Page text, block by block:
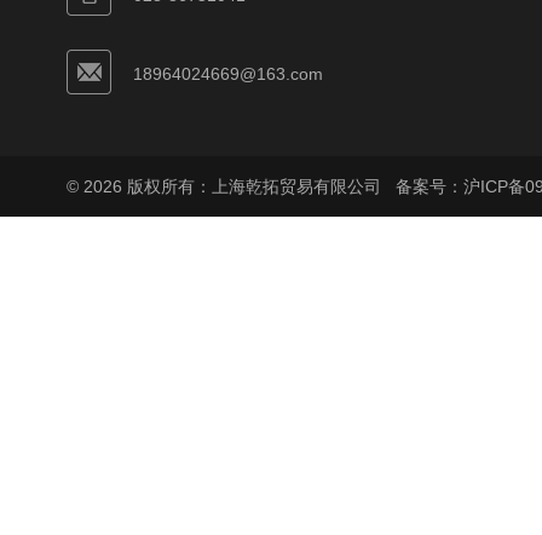
18964024669@163.com
© 2026 版权所有：上海乾拓贸易有限公司 备案号：沪ICP备